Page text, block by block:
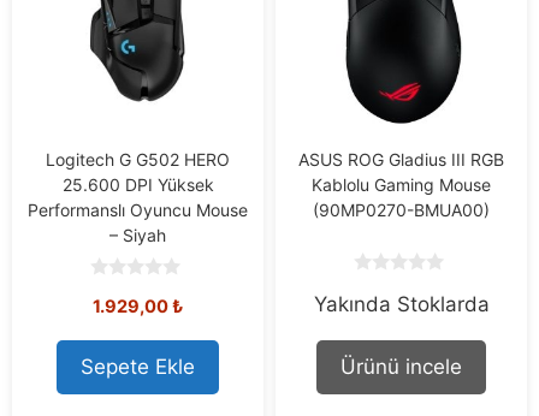
Logitech G G502 HERO
25.600 DPI Yüksek
Performanslı Oyuncu Mouse
– Siyah
o
t
o
f
5
1.929,00₺
Sepete Ekle
ASUS ROG Gladius III RGB
Kablolu Gaming Mouse
(90MP0270-BMUA00)
o
t
f
Yakında Stoklarda
Ürünü incele